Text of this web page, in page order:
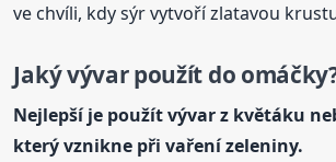
ve chvíli, kdy sýr vytvoří zlatavou
Jaký vývar použít do
Nejlepší je použít vývar z květáku
který vznikne při vaření zeleniny.